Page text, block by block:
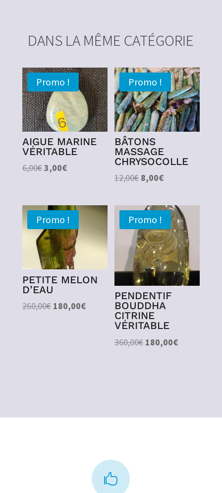
DANS LA MÊME CATÉGORIE
Promo !
AIGUE MARINE
VÉRITABLE
6,00€Le
était :
6,00€.
3,00€Le
est :
3,00€.
Promo !
BÂTONS
MASSAGE
CHRYSOCOLLE
12,00€ Le
initial
était :
12,00€.
8,00€Le
actuel
est :
8,00€.
Promo !
PETITE MELON
D’EAU
260,00€ Le
180,00€Le
Promo !
PENDENTIF
BOUDDHA
CITRINE
VÉRITABLE
360,00€ Le
180,00€Le
